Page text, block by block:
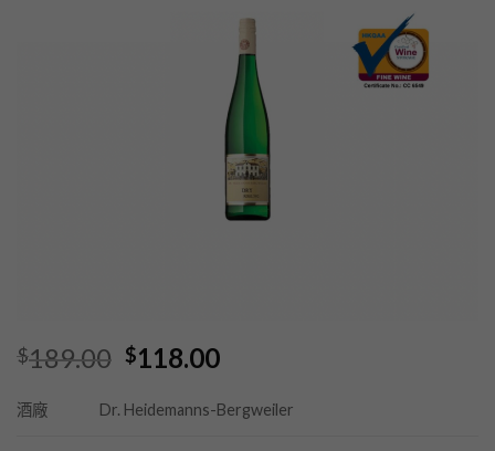
$189.00 Original
was:
$118.00Current
is:
酒廠 Dr. Heidemanns-Bergweiler